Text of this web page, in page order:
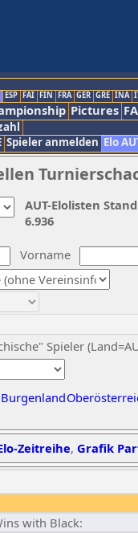
ESP FAI FIN FRA GER GRE INA
Pictures
Spieler anmelden Elo
Vorname
Spieler
Burgenland
AUT-Elolisten
6.936
Zeitreihe, Grafik
with Black: